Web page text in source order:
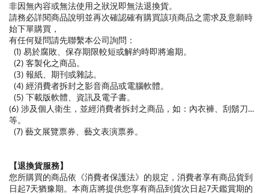
非因無內容或無法使用之狀況即無法退換貨。
請務必詳閱商品說明並再次確認確有購買該項商品之需求及意願時
始下單購買，
有任何疑問請先聯繫本公司詢問：
(1) 易於腐敗、保存期限較短或解約時即將逾期。
(2) 客製化之商品。
(3) 報紙、期刊或雜誌。
(4) 經消費者拆封之影音商品或電腦軟體。
(5) 下載版軟體、資訊及電子書。
(6) 涉及個人衛生，並經消費者拆封之商品，如：內衣褲、刮鬍刀…
等。
(7) 藝文展覽票券、藝文表演票券。
【退換貨服務】
您所購買的商品依《消費者保護法》的規定，消費者享有商品貨到
日起7天猶豫期。本商店將提供您享有商品到貨次日起7天鑑賞期的